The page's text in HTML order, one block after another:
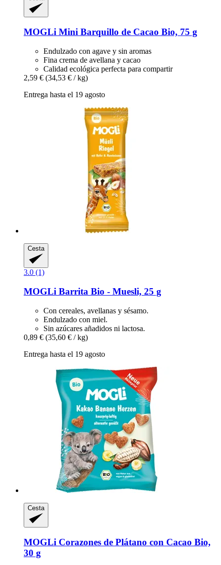
MOGLi Mini Barquillo de Cacao Bio, 75 g
Endulzado con agave y sin aromas
Fina crema de avellana y cacao
Calidad ecológica perfecta para compartir
2,59 € (34,53 € / kg)
Entrega hasta el 19 agosto
Cesta
3.0 (1)
MOGLi Barrita Bio -​ Muesli, 25 g
Con cereales, avellanas y sésamo.
Endulzado con miel.
Sin azúcares añadidos ni lactosa.
0,89 € (35,60 € / kg)
Entrega hasta el 19 agosto
Cesta
MOGLi Corazones de Plátano con Cacao Bio,
30 g